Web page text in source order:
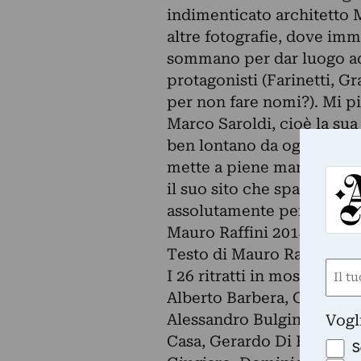
indimenticato architetto
altre fotografie, dove
sommano per dar luogo
protagonisti (Farinetti,
per non fare nomi?). Mi
Marco Saroldi, cioè la
ben lontano da ogni
mette a piene mani nei
il suo sito che spazia da
assolutamente personale
Mauro Raffini 2014
Testo di Mauro Raffini
I 26 ritratti in mostra:
Alberto Barbera, Guido
Alessandro Bulgini,
Casa, Gerardo Di Fonzo,
Nome